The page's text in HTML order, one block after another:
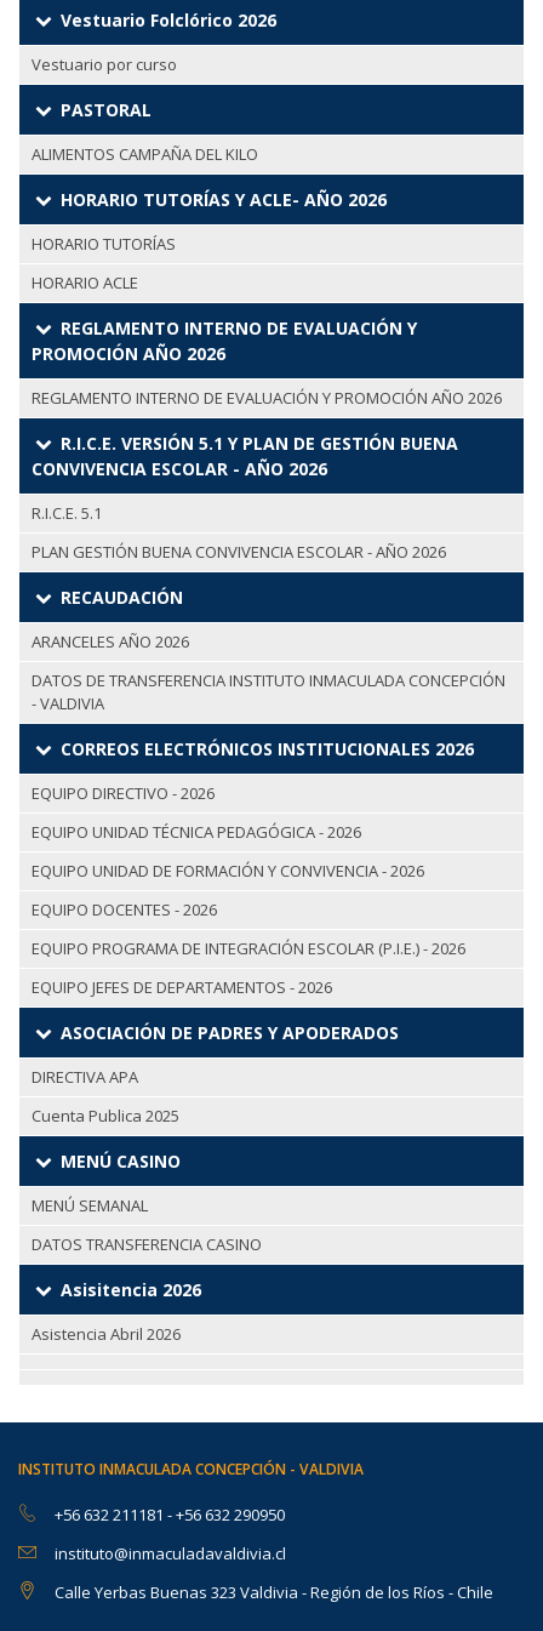
Vestuario Folclórico 2026
Vestuario por curso
PASTORAL
ALIMENTOS CAMPAÑA DEL KILO
HORARIO TUTORÍAS Y ACLE- AÑO 2026
HORARIO TUTORÍAS
HORARIO ACLE
REGLAMENTO INTERNO DE EVALUACIÓN Y
PROMOCIÓN AÑO 2026
REGLAMENTO INTERNO DE EVALUACIÓN Y PROMOCIÓN AÑO 2026
R.I.C.E. VERSIÓN 5.1 Y PLAN DE GESTIÓN BUENA
CONVIVENCIA ESCOLAR - AÑO 2026
R.I.C.E. 5.1
PLAN GESTIÓN BUENA CONVIVENCIA ESCOLAR - AÑO 2026
RECAUDACIÓN
ARANCELES AÑO 2026
DATOS DE TRANSFERENCIA INSTITUTO INMACULADA CONCEPCIÓN
- VALDIVIA
CORREOS ELECTRÓNICOS INSTITUCIONALES 2026
EQUIPO DIRECTIVO - 2026
EQUIPO UNIDAD TÉCNICA PEDAGÓGICA - 2026
EQUIPO UNIDAD DE FORMACIÓN Y CONVIVENCIA - 2026
EQUIPO DOCENTES - 2026
EQUIPO PROGRAMA DE INTEGRACIÓN ESCOLAR (P.I.E.) - 2026
EQUIPO JEFES DE DEPARTAMENTOS - 2026
ASOCIACIÓN DE PADRES Y APODERADOS
DIRECTIVA APA
Cuenta Publica 2025
MENÚ CASINO
MENÚ SEMANAL
DATOS TRANSFERENCIA CASINO
Asisitencia 2026
Asistencia Abril 2026
INSTITUTO INMACULADA CONCEPCIÓN - VALDIVIA
+56 632 211181 -+56 632 290950
instituto@inmaculadavaldivia.cl
Calle Yerbas Buenas 323 Valdivia - Región de los Ríos - Chile